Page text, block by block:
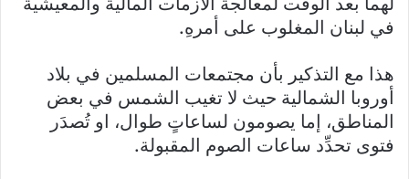
في لبنان المغلوب على أمرهِ.
هذا مع التذكير بأن مجتمعات المسلمين في بلاد
أوروبا الشمالية حيث لا تغيب الشمس في بعض
المناطق، إما يصومون لساعاتٍ طوال، او تُصدَر
فتوى تحدِّد ساعات الصوم المقبولة.